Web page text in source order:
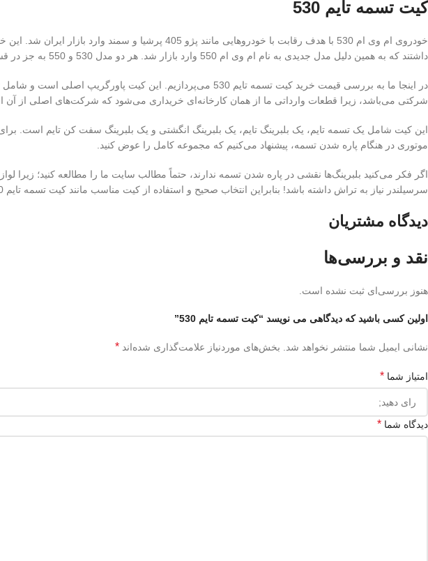
کیت تسمه تایم 530
خودروی ام وی ام 530 با هدف رقابت با خودروهایی
داشتند که به همین دلیل مدل جدیدی به نام ام وی ام 550 وارد بازار شد. هر دو مدل 530 و 550 به جز در قسمت گیربکس کاملاً مشابه هستند.
شرکتی می‌باشد، زیرا قطعات وارداتی ما از همان کارخانه‌ای خریداری می‌شود که شرکت‌های اصلی از آن
موتوری در هنگام پاره شدن تسمه، پیشنهاد می‌کنیم که مجموعه کامل را عوض کنید.
اگر فکر می‌کنید بلبرینگ‌ها نقشی در پاره شدن تسمه ندارند، حتماً مطالب سایت ما را مطالعه کنید؛
سرسیلندر نیاز به تراش داشته باشد! بنابراین انتخاب صحیح و استفاده از کیت مناسب مانند کیت تسمه تایم 530 نه تنها تضمین کننده عملکرد بهتر خودرو شماست بلکه هزینه‌های آینده شما را نیز کاهش خواهد داد.
دیدگاه مشتریان
نقد و بررسی‌ها
هنوز بررسی‌ای ثبت نشده است.
اولین کسی باشید که دیدگاهی می نویسد “کیت تسمه تایم 530”
نشانی ایمیل شما منتشر نخواهد شد. بخش‌های موردنیاز علامت‌گذاری شده‌اند *
امتیاز شما *
دیدگاه شما *